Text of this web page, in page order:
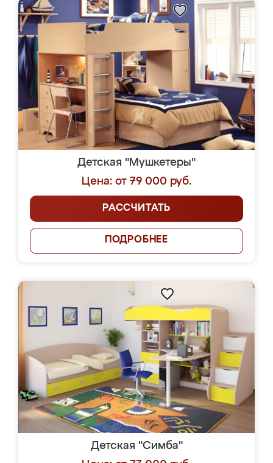
Детская "Мушкетеры"
Цена: от 79 000 руб.
РАССЧИТАТЬ
ПОДРОБНЕЕ
Детская "Симба"